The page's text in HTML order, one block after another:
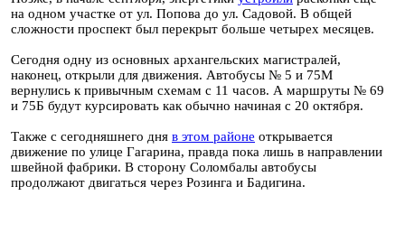
на одном участке от ул. Попова до ул. Садовой. В общей
сложности проспект был перекрыт больше четырех месяцев.
Сегодня одну из основных архангельских магистралей,
наконец, открыли для движения. Автобусы № 5 и 75М
вернулись к привычным схемам с 11 часов. А маршруты № 69
и 75Б будут курсировать как обычно начиная с 20 октября.
Также с сегодняшнего дня в этом районе открывается
движение по улице Гагарина, правда пока лишь в направлении
швейной фабрики. В сторону Соломбалы автобусы
продолжают двигаться через Розинга и Бадигина.